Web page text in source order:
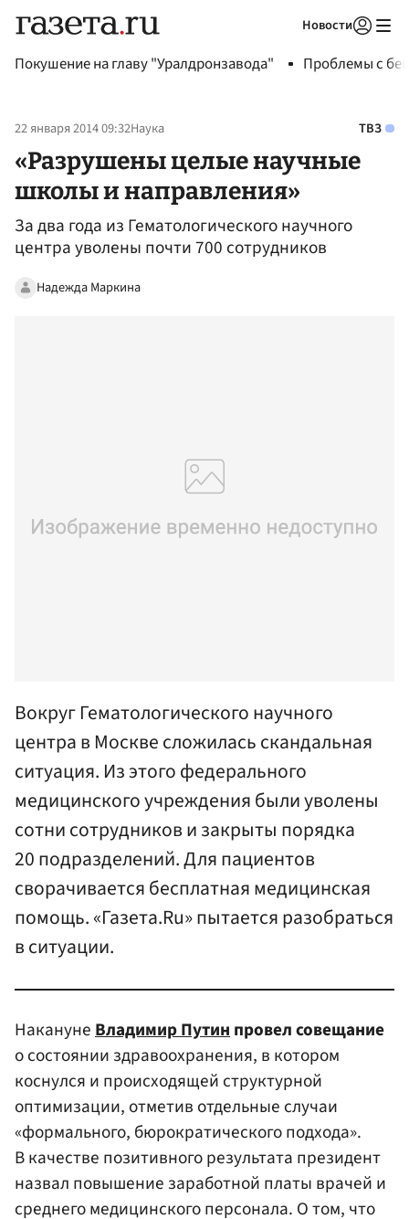
Новости
Покушение на главу "Уралдронзавода" Проблемы с
22 января 2014 09:32Наука ТВЗ
«Разрушены целые научные
школы и направления»
За два года из Гематологического научного
центра уволены почти 700 сотрудников
Надежда Маркина
Вокруг Гематологического научного
центра в Москве сложилась скандальная
ситуация. Из этого федерального
медицинского учреждения были уволены
сотни сотрудников и закрыты порядка
20 подразделений. Для пациентов
сворачивается бесплатная медицинская
помощь. «Газета.Ru» пытается разобраться
в ситуации.
Накануне Владимир Путин провел совещание
о состоянии здравоохранения, в котором
коснулся и происходящей структурной
оптимизации, отметив отдельные случаи
«формального, бюрократического подхода».
В качестве позитивного результата президент
назвал повышение заработной платы врачей и
среднего медицинского персонала. О том, что